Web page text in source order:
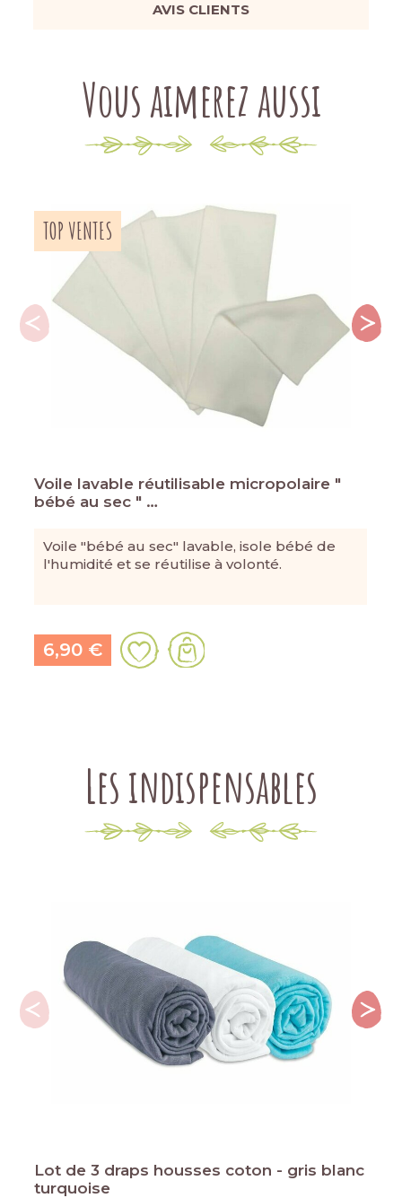
AVIS CLIENTS
Vous aimerez aussi
TOP VENTES
Voile lavable réutilisable micropolaire "
bébé au sec " …
Voile "bébé au sec" lavable, isole bébé de
l'humidité et se réutilise à volonté.
6,90 €
Les indispensables
Lot de 3 draps housses coton - gris blanc
turquoise